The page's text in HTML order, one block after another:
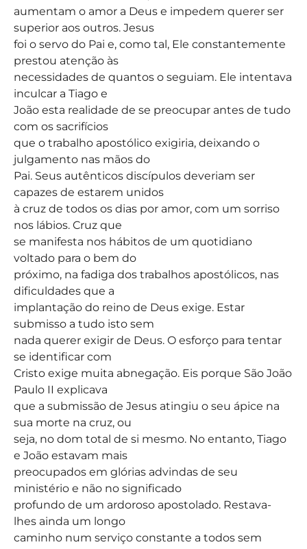
aumentam o amor a Deus e impedem querer ser
superior aos outros. Jesus
foi o servo do Pai e, como tal, Ele constantemente
prestou atenção às
necessidades de quantos o seguiam. Ele intentava
inculcar a Tiago e
João esta realidade de se preocupar antes de tudo
com os sacrifícios
que o trabalho apostólico exigiria, deixando o
julgamento nas mãos do
Pai. Seus autênticos discípulos deveriam ser
capazes de estarem unidos
à cruz de todos os dias por amor, com um sorriso
nos lábios. Cruz que
se manifesta nos hábitos de um quotidiano
voltado para o bem do
próximo, na fadiga dos trabalhos apostólicos, nas
dificuldades que a
implantação do reino de Deus exige. Estar
submisso a tudo isto sem
nada querer exigir de Deus. O esforço para tentar
se identificar com
Cristo exige muita abnegação. Eis porque São João
Paulo II explicava
que a submissão de Jesus atingiu o seu ápice na
sua morte na cruz, ou
seja, no dom total de si mesmo. No entanto, Tiago
e João estavam mais
preocupados em glórias advindas de seu
ministério e não no significado
profundo de um ardoroso apostolado. Restava-
lhes ainda um longo
caminho num serviço constante a todos sem